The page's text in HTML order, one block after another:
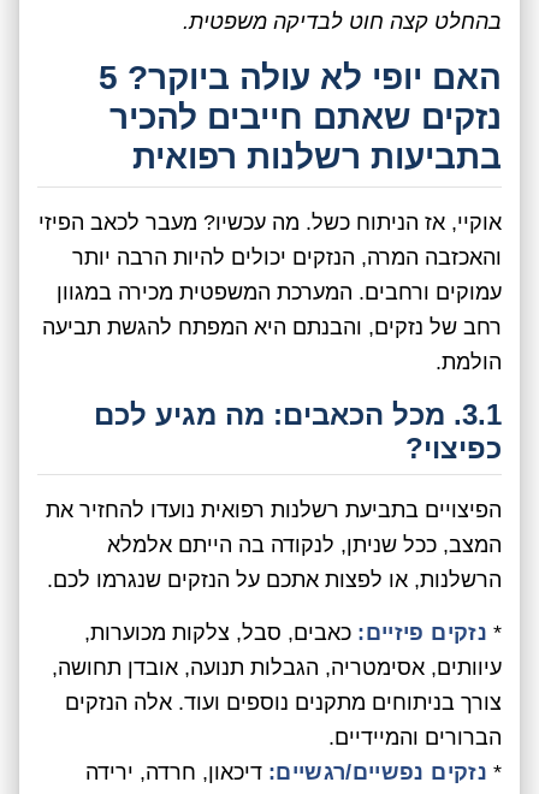
בהחלט קצה חוט לבדיקה משפטית.
האם יופי לא עולה ביוקר? 5
נזקים שאתם חייבים להכיר
בתביעות רשלנות רפואית
אוקיי, אז הניתוח כשל. מה עכשיו? מעבר לכאב הפיזי
והאכזבה המרה, הנזקים יכולים להיות הרבה יותר
עמוקים ורחבים. המערכת המשפטית מכירה במגוון
רחב של נזקים, והבנתם היא המפתח להגשת תביעה
הולמת.
3.1. מכל הכאבים: מה מגיע לכם
כפיצוי?
הפיצויים בתביעת רשלנות רפואית נועדו להחזיר את
המצב, ככל שניתן, לנקודה בה הייתם אלמלא
הרשלנות, או לפצות אתכם על הנזקים שנגרמו לכם.
* נזקים פיזיים: כאבים, סבל, צלקות מכוערות,
עיוותים, אסימטריה, הגבלות תנועה, אובדן תחושה,
צורך בניתוחים מתקנים נוספים ועוד. אלה הנזקים
הברורים והמיידיים.
* נזקים נפשיים/רגשיים: דיכאון, חרדה, ירידה